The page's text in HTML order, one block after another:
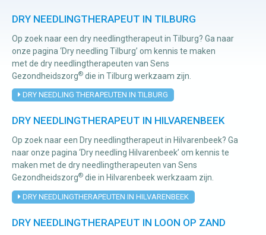
Osteopathie
Manuele
therapie
Viscerale
therapie
Craniosacraal
therapie
Fysiotherapie
DRY NEEDLINGTHERAPEUT IN TILBURG
Op zoek naar een dry needlingtherapeut in Tilburg? Ga naar
onze pagina ‘Dry needling Tilburg’ om kennis te maken
met de dry needlingtherapeuten van Sens
Gezondheidszorg® die in Tilburg werkzaam zijn.
DRY NEEDLING THERAPEUTEN IN TILBURG
DRY NEEDLINGTHERAPEUT IN HILVARENBEEK
Op zoek naar een Dry needlingtherapeut in Hilvarenbeek? Ga
naar onze pagina ‘Dry needling Hilvarenbeek’ om kennis te
maken met de dry needlingtherapeuten van Sens
Gezondheidszorg® die in Hilvarenbeek werkzaam zijn.
DRY NEEDLINGTHERAPEUTEN IN HILVARENBEEK
DRY NEEDLINGTHERAPEUT IN LOON OP ZAND